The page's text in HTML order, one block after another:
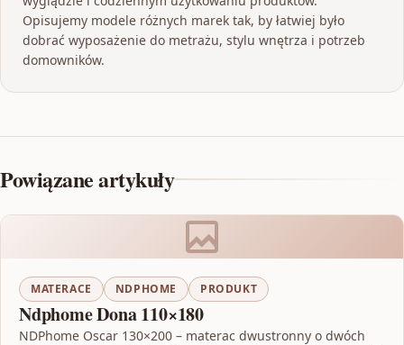
Opisujemy modele różnych marek tak, by łatwiej było
dobrać wyposażenie do metrażu, stylu wnętrza i potrzeb
domowników.
Powiązane artykuły
MATERACE NDPHOME PRODUKT
Ndphome Dona 110×180
NDPhome Oscar 130×200 – materac dwustronny o dwóch